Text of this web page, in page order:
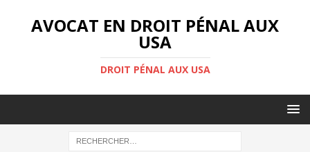
AVOCAT EN DROIT PÉNAL AUX
USA
DROIT PÉNAL AUX USA